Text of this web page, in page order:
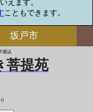
えます。
こともできます。
坂戸市
堀込
菩提苑